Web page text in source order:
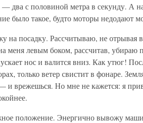
два с половиной метра в секунду. А
было такое, будто моторы недодают
на посадку. Рассчитываю, не отрывая
меня левым боком, рассчитав,
нос и валится вниз. Как утюг!
только ветер свистит в фонаре.
и врежешься. Но мне не кажется: я
положение. Энергично вывожу